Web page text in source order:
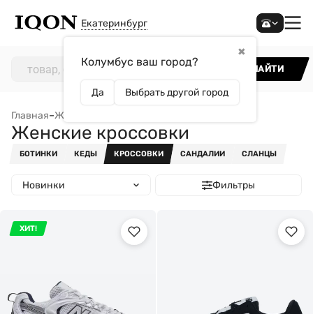
Екатеринбург
✖
Колумбус ваш город?
Да Выбрать другой город
НАЙТИ
Главная–Женщинам
Женские кроссовки
БОТИНКИ КЕДЫ КРОССОВКИ САНДАЛИИ СЛАНЦЫ
Новинки Фильтры
ХИТ!